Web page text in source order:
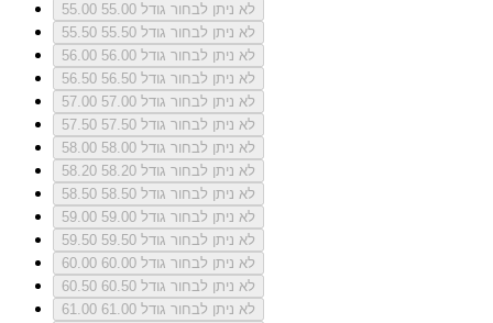
55.00
לא ניתן לבחור גודל 55.00
55.50
לא ניתן לבחור גודל 55.50
56.00
לא ניתן לבחור גודל 56.00
56.50
לא ניתן לבחור גודל 56.50
57.00
לא ניתן לבחור גודל 57.00
57.50
לא ניתן לבחור גודל 57.50
58.00
לא ניתן לבחור גודל 58.00
58.20
לא ניתן לבחור גודל 58.20
58.50
לא ניתן לבחור גודל 58.50
59.00
לא ניתן לבחור גודל 59.00
59.50
לא ניתן לבחור גודל 59.50
60.00
לא ניתן לבחור גודל 60.00
60.50
לא ניתן לבחור גודל 60.50
61.00
לא ניתן לבחור גודל 61.00